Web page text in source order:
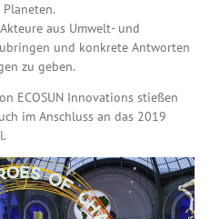
aus Umwelt- und
und konkrete Antworten
zu geben.
ECOSUN Innovations stießen
im Anschluss an das 2019